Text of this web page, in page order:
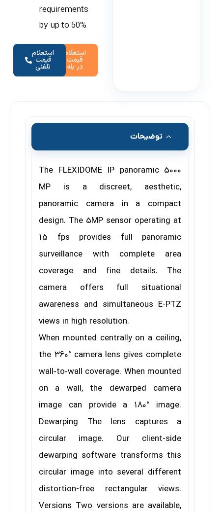
requirements
by up to 50%
استعلام
قیمت
در بله
استعلام
قیمت
تلفنی
توضیحات
The FLEXIDOME IP panoramic 5000
MP is a discreet, aesthetic,
panoramic camera in a compact
design. The 5MP sensor operating at
15 fps provides full panoramic
surveillance with complete area
coverage and fine details. The
camera offers full situational
awareness and simultaneous E-PTZ
views in high resolution.
When mounted centrally on a ceiling,
the 360° camera lens gives complete
wall‑to‑wall coverage. When mounted
on a wall, the dewarped camera
image can provide a 180° image.
Dewarping The lens captures a
circular image. Our client-side
dewarping software transforms this
circular image into several different
distortion-free rectangular views.
Versions Two versions are available,